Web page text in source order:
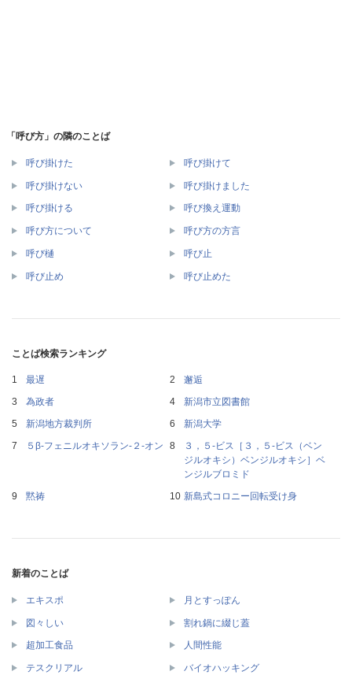
「呼び方」の隣のことば
呼び掛けた 呼び掛けて
呼び掛けない 呼び掛けました
呼び掛ける 呼び換え運動
呼び方について 呼び方の方言
呼び樋 呼び止
呼び止め 呼び止めた
ことば検索ランキング
最遅
邂逅
為政者
新潟市立図書館
新潟地方裁判所
新潟大学
５β‐フェニルオキソラン‐２‐オン
３，５‐ビス［３，５‐ビス（ベン
ジルオキシ）ベンジルオキシ］ベ
ンジルブロミド
黙祷
新島式コロニー回転受け身
新着のことば
エキスポ 月とすっぽん
図々しい 割れ鍋に綴じ蓋
超加工食品 人間性能
テスクリアル バイオハッキング